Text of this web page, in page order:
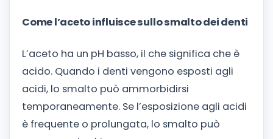
Come l’aceto influisce sullo smalto dei denti
L’aceto ha un pH basso, il che significa che è
acido. Quando i denti vengono esposti agli
acidi, lo smalto può ammorbidirsi
temporaneamente. Se l’esposizione agli acidi
è frequente o prolungata, lo smalto può